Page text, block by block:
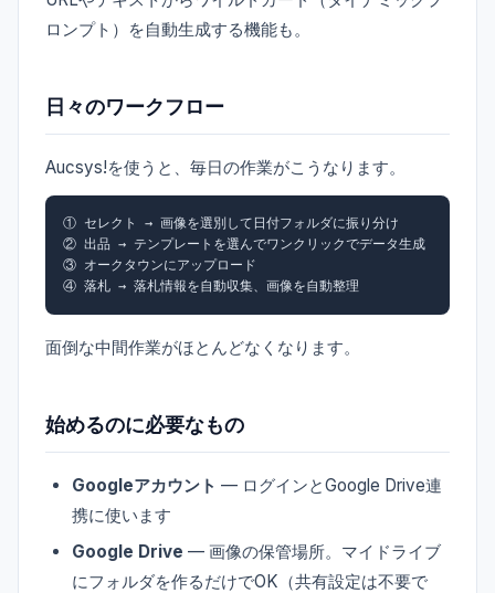
ロンプト）を自動生成する機能も。
日々のワークフロー
Aucsys!を使うと、毎日の作業がこうなります。
① セレクト → 画像を選別して日付フォルダに振り分け
② 出品 → テンプレートを選んでワンクリックでデータ生成
③ オークタウンにアップロード
④ 落札 → 落札情報を自動収集、画像を自動整理
面倒な中間作業がほとんどなくなります。
始めるのに必要なもの
Googleアカウント — ログインとGoogle Drive連
携に使います
Google Drive — 画像の保管場所。マイドライブ
にフォルダを作るだけでOK（共有設定は不要で